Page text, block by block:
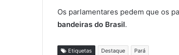
Os parlamentares pedem que os
bandeiras do Brasil.
Etiquetas Destaque Pará